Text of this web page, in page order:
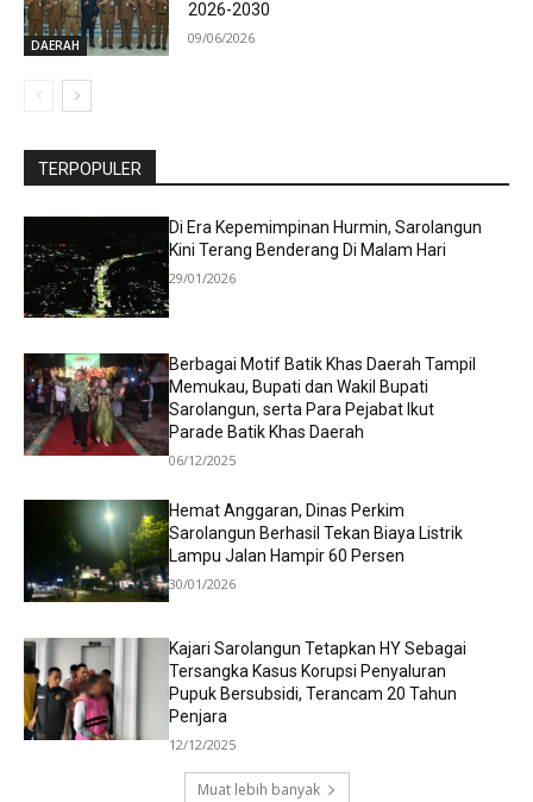
DAERAH
2026-2030
09/06/2026
TERPOPULER
Di Era Kepemimpinan Hurmin, Sarolangun
Kini Terang Benderang Di Malam Hari
29/01/2026
Berbagai Motif Batik Khas Daerah Tampil
Memukau, Bupati dan Wakil Bupati
Sarolangun, serta Para Pejabat Ikut
Parade Batik Khas Daerah
06/12/2025
Hemat Anggaran, Dinas Perkim
Sarolangun Berhasil Tekan Biaya Listrik
Lampu Jalan Hampir 60 Persen
30/01/2026
Kajari Sarolangun Tetapkan HY Sebagai
Tersangka Kasus Korupsi Penyaluran
Pupuk Bersubsidi, Terancam 20 Tahun
Penjara
12/12/2025
Muat lebih banyak